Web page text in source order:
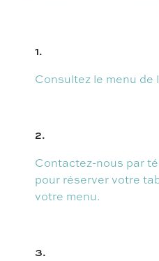
1.
Consultez le menu de
2.
Contactez-nous par
pour réserver votre
votre menu.
3.